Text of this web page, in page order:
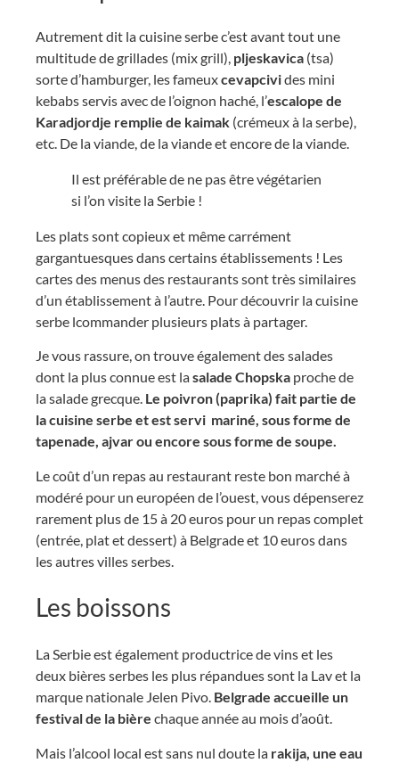
Autrement dit la cuisine serbe c’est avant tout une
multitude de grillades (mix grill), pljeskavica (tsa)
sorte d’hamburger, les fameuxcevapcivides mini
kebabs servis avec de l’oignon haché, l’escalope de
Karadjordje remplie de kaimak (crémeux à la serbe),
etc. De la viande, de la viande et encore de la viande.
Il est préférable de ne pas être végétarien
si l’on visite la Serbie !
Les plats sont copieux et même carrément
gargantuesques dans certains établissements ! Les
cartes des menus des restaurants sont très similaires
d’un établissement à l’autre. Pour découvrir la cuisine
serbe lcommander plusieurs plats à partager.
Je vous rassure, on trouve également des salades
dont la plus connue est lasalade Chopska proche de
la salade grecque. Le poivron (paprika) fait partie de
la cuisine serbe et est servi mariné, sous forme de
tapenade, ajvar ou encore sous forme de soupe.
Le coût d’un repas au restaurant reste bon marché à
modéré pour un européen de l’ouest, vous dépenserez
rarement plus de 15 à 20 euros pour un repas complet
(entrée, plat et dessert) à Belgrade et 10 euros dans
les autres villes serbes.
Les boissons
La Serbie est également productrice de vins et les
deux bières serbes les plus répandues sont la Lav et la
marque nationale Jelen Pivo. Belgrade accueille un
festival de la bière chaque année au mois d’août.
Mais l’alcool local est sans nul doute la rakija, une eau